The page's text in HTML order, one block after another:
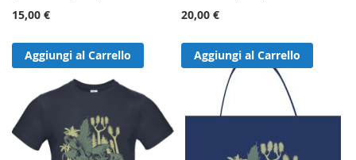
15,00 €
Aggiungi al Carrello
20,00 €
Aggiungi al Carrello